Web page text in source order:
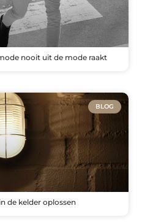
nooit uit de mode raakt
BLOG
de kelder oplossen